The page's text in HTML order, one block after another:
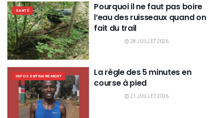
SANTÉ
Pourquoi il ne faut pas boire
l’eau des ruisseaux quand on
fait du trail
28 JUILLET 2026
INFOS ENTRAINEMENT
La règle des 5 minutes en
course à pied
21 JUILLET 2026